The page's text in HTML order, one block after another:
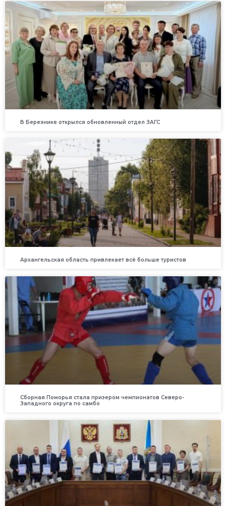
В Березнике открылся обновленный отдел ЗАГС
Архангельская область привлекает всё больше туристов
Сборная Поморья стала призером чемпионатов Северо-
Западного округа по самбо